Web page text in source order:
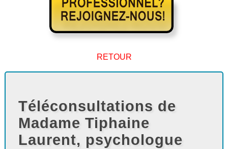
RETOUR
Téléconsultations de
Madame Tiphaine
Laurent, psychologue